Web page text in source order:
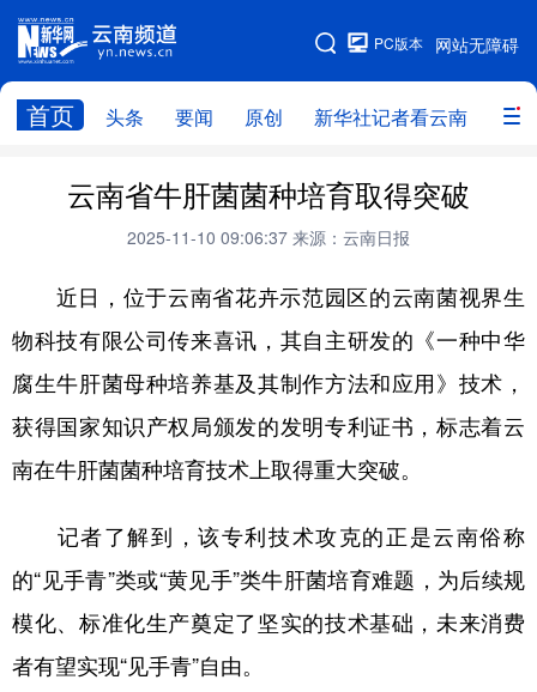
网站无障碍
PC版本
首页 头条 要闻 原创 新华社记者看云南 政务
网站地图
头条 云南要闻 本网原创
新华社记者看云南 政务
廉政 云南省领导报道集 旅游
教育
州市
社会
图片
经济 服务 云南故事
云南青年说 趣看文物
云南省牛肝菌菌种培育取得突破
2025-11-10 09:06:37 来源：云南日报
近日，位于云南省花卉示范园区的云南菌视界生
物科技有限公司传来喜讯，其自主研发的《一种中华
腐生牛肝菌母种培养基及其制作方法和应用》技术，
获得国家知识产权局颁发的发明专利证书，标志着云
南在牛肝菌菌种培育技术上取得重大突破。
记者了解到，该专利技术攻克的正是云南俗称
的“见手青”类或“黄见手”类牛肝菌培育难题，为后续规
模化、标准化生产奠定了坚实的技术基础，未来消费
者有望实现“见手青”自由。